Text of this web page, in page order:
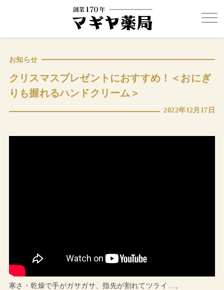
クリスマスプレゼントにおすすめ！＜おにぎ
りも握れるハンドクリーム＞
お知らせ
2022年12月17日
寒さ・乾燥で手がガサガサ、指先が割れてツライ…。